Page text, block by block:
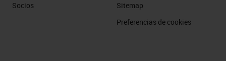
Socios
Sitemap
Preferencias de cookies